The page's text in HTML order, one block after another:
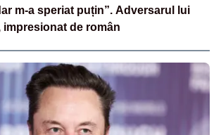
m-a speriat puțin”. Adversarul lui
impresionat de român